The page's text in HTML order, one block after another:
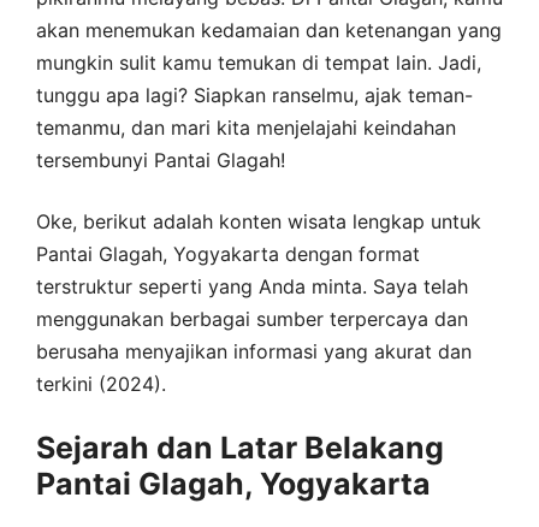
akan menemukan kedamaian dan ketenangan yang
mungkin sulit kamu temukan di tempat lain. Jadi,
tunggu apa lagi? Siapkan ranselmu, ajak teman-
temanmu, dan mari kita menjelajahi keindahan
tersembunyi Pantai Glagah!
Oke, berikut adalah konten wisata lengkap untuk
Pantai Glagah, Yogyakarta dengan format
terstruktur seperti yang Anda minta. Saya telah
menggunakan berbagai sumber terpercaya dan
berusaha menyajikan informasi yang akurat dan
terkini (2024).
Sejarah dan Latar Belakang
Pantai Glagah, Yogyakarta